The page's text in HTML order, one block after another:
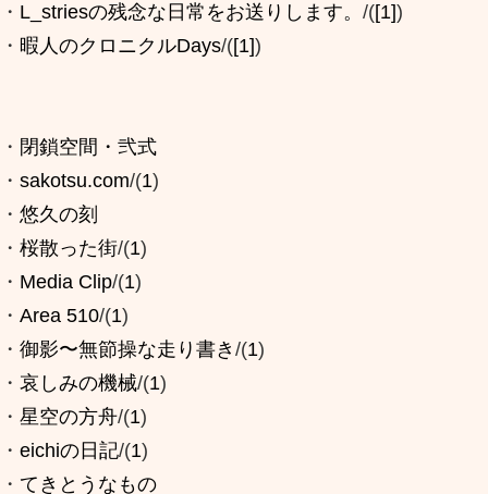
・ L_striesの残念な日常をお送りします。 /([1])
・ 暇人のクロニクルDays/([1])
・ 閉鎖空間・弐式
・ sakotsu.com/(1)
・ 悠久の刻
・ 桜散った街/(1)
・ Media Clip/(1)
・ Area 510/(1)
・ 御影〜無節操な走り書き /(1)
・ 哀しみの機械/(1)
・ 星空の方舟/(1)
・ eichiの日記/(1)
・ てきとうなもの